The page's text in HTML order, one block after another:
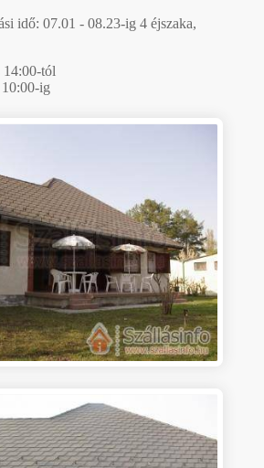
idő: 07.01 - 08.23-ig 4 éjszaka,
14:00-tól
ig